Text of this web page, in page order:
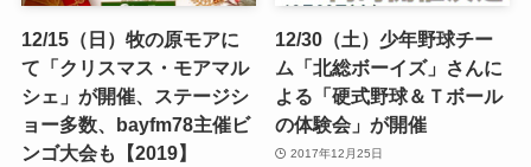
12/15（日）牧の原モアに
て「クリスマス・モアマル
シェ」が開催、ステージシ
ョー多数、bayfm78主催ビ
ンゴ大会も【2019】
12/30（土）少年野球チー
ム「北総ボーイズ」さんに
よる「硬式野球＆Ｔボール
の体験会」が開催
2017年12月25日